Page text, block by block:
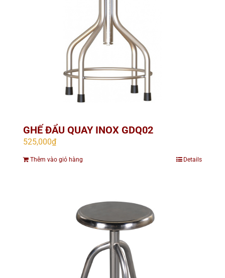
GHẾ ĐẨU QUAY INOX GDQ02
525,000₫
Thêm vào giỏ hàng Details